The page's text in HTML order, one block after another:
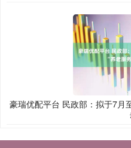
豪瑞优配平台 民政部：拟于7月